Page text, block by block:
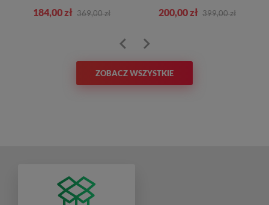
184,00 zł 369,00 zł 200,00 zł 399,00 zł
ZOBACZ WSZYSTKIE